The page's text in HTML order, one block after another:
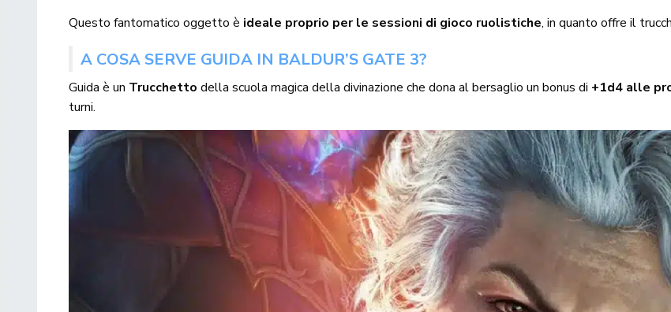
Questo fantomatico oggetto è ideale proprio per le sessioni di gioco ruolistiche, in quanto offre il
A COSA SERVE GUIDA IN BALDUR’S GATE 3?
Guida è un Trucchetto della scuola magica della divinazione che dona al bersaglio un bonus di +1d4 alle
turni.